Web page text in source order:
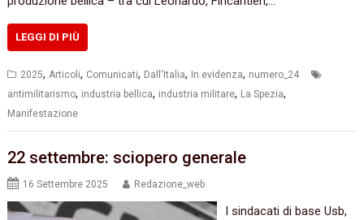
LEGGI DI PIÙ
2025, Articoli, Comunicati, Dall'Italia, In evidenza, numero_24
antimilitarismo, industria bellica, industria militare, La Spezia,
Manifestazione
22 settembre: sciopero generale
16 Settembre 2025 Redazione_web
I sindacati di base Usb,